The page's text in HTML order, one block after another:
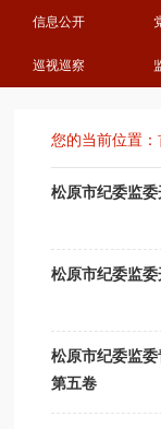
信息公开
巡视巡察
您的当前位置：
松原市纪委监
松原市纪委监
松原市纪委监委
第五卷